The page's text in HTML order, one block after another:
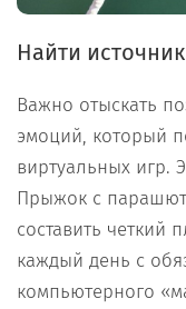
Найти
Важно отыскать
эмоций, который
виртуальных игр.
Прыжок с
составить четкий
каждый день с
компьютерного